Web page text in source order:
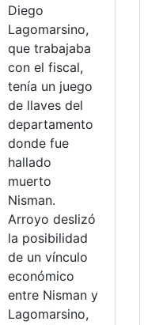
Diego
Lagomarsino,
que trabajaba
con el fiscal,
tenía un juego
de llaves del
departamento
donde fue
hallado
muerto
Nisman.
Arroyo deslizó
la posibilidad
de un vínculo
económico
entre Nisman y
Lagomarsino,